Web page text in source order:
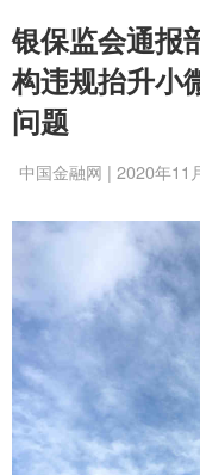
银保监会通报
构违规抬升小
问题
中国金融网 | 2020年11